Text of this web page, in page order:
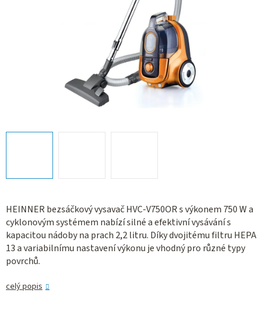
HEINNER bezsáčkový vysavač HVC-V750OR s výkonem 750 W a
cyklonovým systémem nabízí silné a efektivní vysávání s
kapacitou nádoby na prach 2,2 litru. Díky dvojitému filtru HEPA
13 a variabilnímu nastavení výkonu je vhodný pro různé typy
povrchů.
celý popis